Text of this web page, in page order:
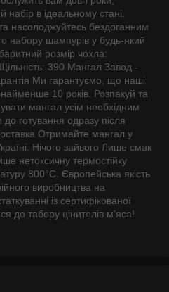
в ідеальному стані.
насолоджуйтесь бездоганним
набору шампурів у будь-який
розмір чохла:
390 Мангал Завод -
Ми гарантуємо, що наші
10 років. Розпакуй та
мангал усім необхідним
готування одразу після
Отримайте мангал у
Нічого зайвого Лише смак
нетоксичну термостійку
800°С. Європейська якість
виробництва на
із сертифікованої
до табору цінителів м'яса!